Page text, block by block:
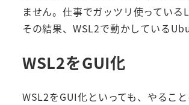
ません。仕事でガッツリ使ってい
その結果、WSL2で動かしている
WSL2をGUI化
WSL2をGUI化といっても、やるこ